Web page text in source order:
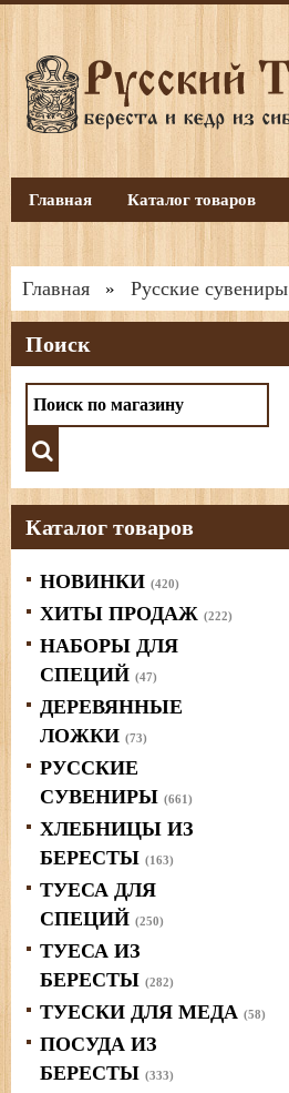
Главная Каталог товаров
Главная » Русские сувениры
Поиск
Каталог товаров
НОВИНКИ (420)
ХИТЫ ПРОДАЖ (222)
НАБОРЫ ДЛЯ
СПЕЦИЙ (47)
ДЕРЕВЯННЫЕ
ЛОЖКИ (73)
РУССКИЕ
СУВЕНИРЫ (661)
ХЛЕБНИЦЫ ИЗ
БЕРЕСТЫ (163)
ТУЕСА ДЛЯ
СПЕЦИЙ (250)
ТУЕСА ИЗ
БЕРЕСТЫ (282)
ТУЕСКИ ДЛЯ МЕДА (58)
ПОСУДА ИЗ
БЕРЕСТЫ (333)